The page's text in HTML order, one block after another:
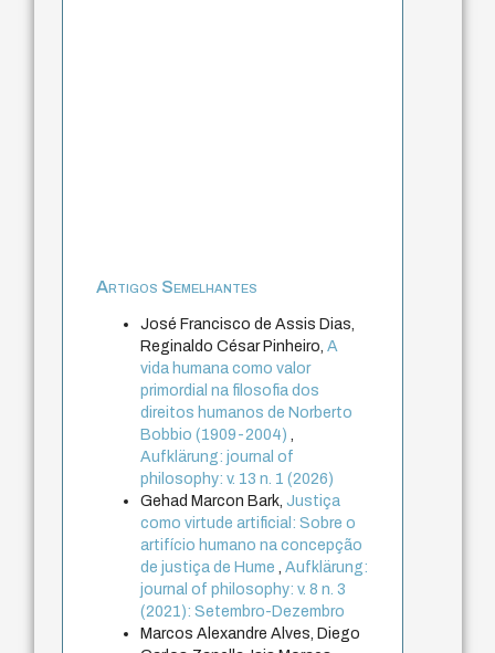
Artigos Semelhantes
José Francisco de Assis Dias,
Reginaldo César Pinheiro,A
vida humana como valor
primordial na filosofia dos
direitos humanos de Norberto
Bobbio (1909-2004),
Aufklärung: journal of
philosophy: v. 13 n. 1 (2026)
Gehad Marcon Bark,Justiça
como virtude artificial: Sobre o
artifício humano na concepção
de justiça de Hume,Aufklärung:
journal of philosophy: v. 8 n. 3
(2021): Setembro-Dezembro
Marcos Alexandre Alves, Diego